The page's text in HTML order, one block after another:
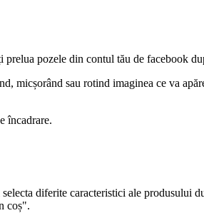
pozele din contul tău de facebook
micșorând sau rotind imaginea ce va
încadrare.
diferite caracteristici ale produsului
coș".